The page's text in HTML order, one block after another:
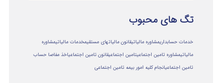
تگ های محبوب
خدمات حسابداریمشاوره مالیاتیقانون مالیاتهای مستقیمخدمات مالیاتیمشاوره
مالياتيمشاوره تامین اجتماعیتامین اجتماعیقانون تامین اجتماعیاخذ مفاصا حساب
تامین اجتماعیانجام کلیه امور بیمه تامین اجتماعی